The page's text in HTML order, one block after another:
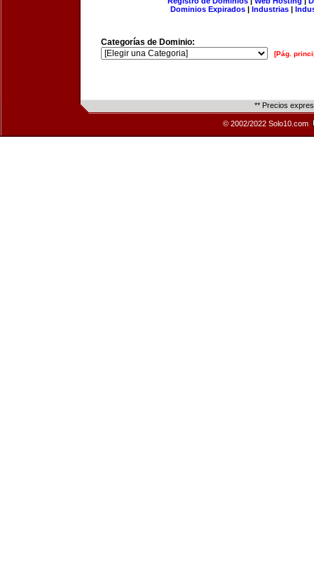
Dominios Expirados | Industrias |
Categorías de Dominio:
[Pág.
** Precios
© 2002/2022 Solo10.com